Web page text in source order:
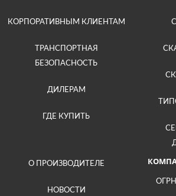
КОРПОРАТИВНЫМ КЛИЕНТАМ
ТРАНСПОРТНАЯ
БЕЗОПАСНОСТЬ
ДИЛЕРАМ
ГДЕ КУПИТЬ
О ПРОИЗВОДИТЕЛЕ
НОВОСТИ